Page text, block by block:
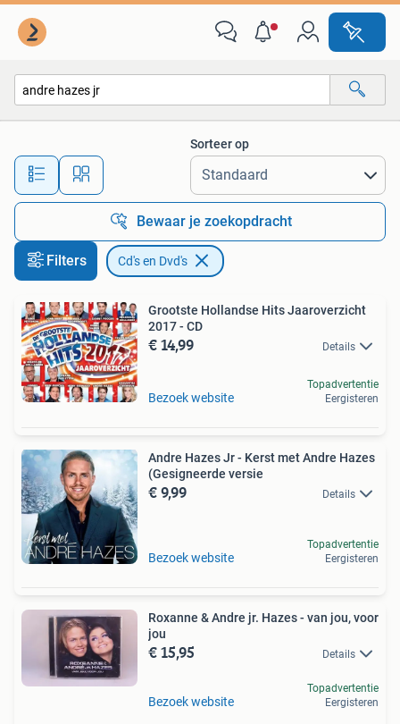
Alle afstanden…
Sorteer op
Bewaar je zoekopdracht
Filters Cd's en Dvd's
Grootste Hollandse Hits Jaaroverzicht
2017 - CD
€ 14,99 Details
Bezoek website
Topadvertentie
Eergisteren
Andre Hazes Jr - Kerst met Andre Hazes
(Gesigneerde versie
€ 9,99 Details
Bezoek website
Topadvertentie
Eergisteren
Roxanne & Andre jr. Hazes - van jou, voor
jou
€ 15,95 Details
Bezoek website
Topadvertentie
Eergisteren